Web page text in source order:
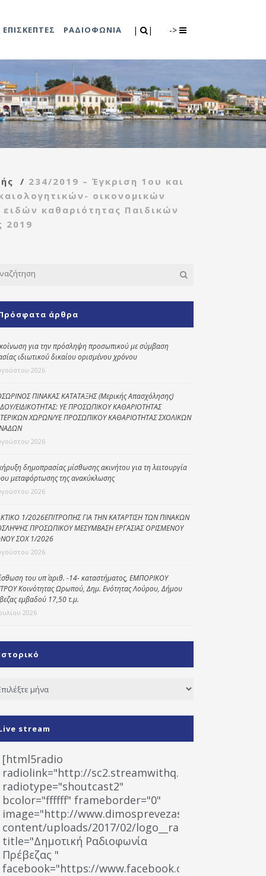
| | ->
Τμήμα Πρόνοιας
Κέντρο
γυναικών
Κέντρο ανοιχτής
προστασίας
ηλικιωμένων
Κοινωνικό
Kοινωνικό
φαρμακείο
Πρόγραμμα
“Βοήθεια στο σπίτι”
Φροντίδας
Ηλικιωμένων
(Κ.Η.Φ.Η.) Πρέβεζας
εκδηλώσεις
ΕΠΙΣΚΕΠΤΕΣ ΡΑΔΙΟΦΩΝΙΑ
/ 234/2019 – Έγκριση 1ου και
οικονομικών
καθαριότητας Παιδικών
2019
άρθρα
για την πρόσληψη προσωπικού με σύμβαση
ιδιωτικού δικαίου ορισμένου χρόνου
2026
ΠΙΝΑΚΑΣ ΚΑΤΑΤΑΞΗΣ (Μερικής Απασχόλησης)
ΕΙΔΙΚΟΤΗΤΑΣ: ΥΕ ΠΡΟΣΩΠΙΚΟΥ ΚΑΘΑΡΙΟΤΗΤΑΣ
ΧΩΡΩΝ/ΥΕ ΠΡΟΣΩΠΙΚΟΥ ΚΑΘΑΡΙΟΤΗΤΑΣ ΣΧΟΛΙΚΩΝ
2026
δημοπρασίας μίσθωσης ακινήτου για τη λειτουργία
μεταφόρτωσης της ανακύκλωσης
2026
1/2026ΕΠΙΤΡΟΠΗΣ ΓΙΑ ΤΗΝ ΚΑΤΑΡΤΙΣΗ ΤΩΝ ΠΙΝΑΚΩΝ
ΠΡΟΣΩΠΙΚΟΥ ΜΕΣΥΜΒΑΣΗ ΕΡΓΑΣΙΑΣ ΟΡΙΣΜΕΝΟΥ
ΣΟΧ 1/2026
2026
του υπ΄ αριθ. -14- καταστήματος, ΕΜΠΟΡΙΚΟΥ
Κοινότητας Ωρωπού, Δημ. Ενότητας Λούρου, Δήμου
εμβαδού 17,50 τ.μ.
2026
stream
[html5radio
radiolink="http://sc2.streamwithq.com:8028/
radiotype="shoutcast2"
bcolor="ffffff" frameborder="0"
image="http://www.dimosprevezas.gr/wp-
content/uploads/2017/02/logo__radiofonias.jpg"
title="Δημοτική Ραδιοφωνία
Πρέβεζας "
facebook="https://www.facebook.com/